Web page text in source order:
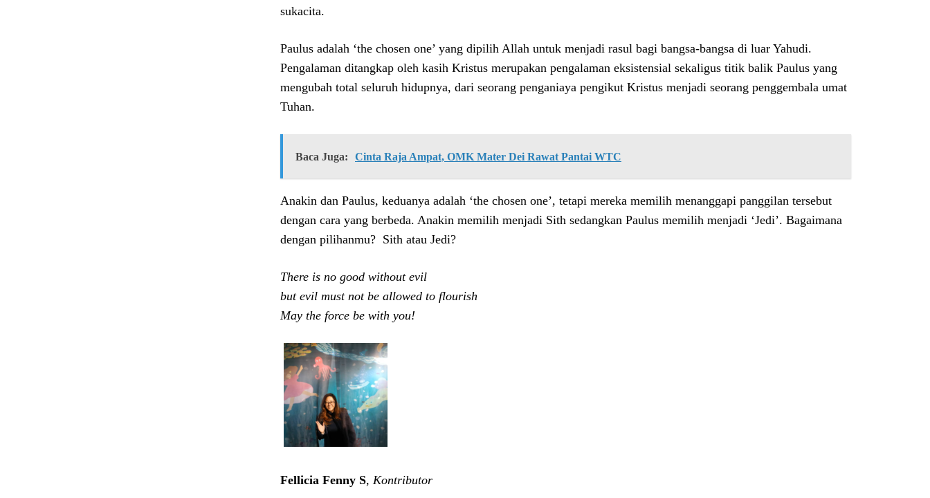
sukacita.
Paulus adalah ‘the chosen one’ yang dipilih Allah untuk menjadi rasul bagi bangsa-bangsa di luar Yahudi.
Pengalaman ditangkap oleh kasih Kristus merupakan pengalaman eksistensial sekaligus titik balik Paulus yang
mengubah total seluruh hidupnya, dari seorang penganiaya pengikut Kristus menjadi seorang penggembala umat
Tuhan.
Baca Juga: Cinta Raja Ampat, OMK Mater Dei Rawat Pantai WTC
Anakin dan Paulus, keduanya adalah ‘the chosen one’, tetapi mereka memilih menanggapi panggilan tersebut
dengan cara yang berbeda. Anakin memilih menjadi Sith sedangkan Paulus memilih menjadi ‘Jedi’. Bagaimana
dengan pilihanmu? Sith atau Jedi?
There is no good without evil
but evil must not be allowed to flourish
May the force be with you!
Fellicia Fenny S, Kontributor